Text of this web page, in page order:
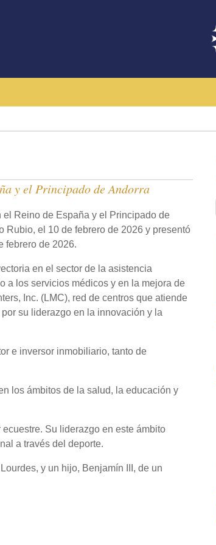
y el Principado de Andorra
Reino de España y el Principado de
Rubio, el 10 de febrero de 2026 y presentó
febrero de 2026.
en el sector de la asistencia
a los servicios médicos y en la mejora de
Inc. (LMC), red de centros que atiende
su liderazgo en la innovación y la
e inversor inmobiliario, tanto de
los ámbitos de la salud, la educación y
Su liderazgo en este ámbito
a través del deporte.
y un hijo, Benjamín III, de un